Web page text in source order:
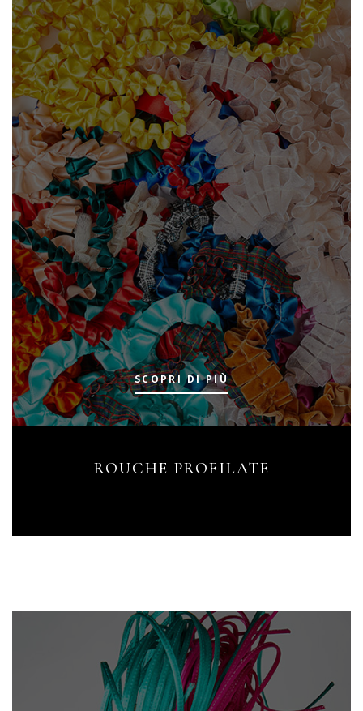
SCOPRI DI PIÙ
ROUCHE PROFILATE